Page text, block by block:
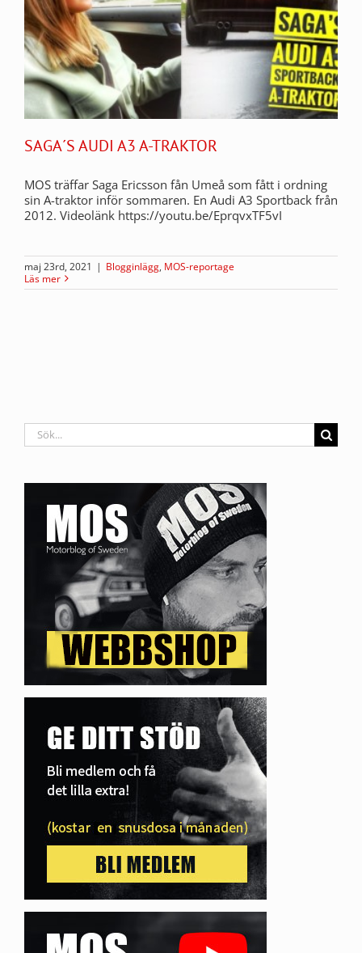
SAGA´S AUDI A3 A-TRAKTOR
MOS träffar Saga Ericsson fån Umeå som fått i ordning
sin A-traktor inför sommaren. En Audi A3 Sportback från
2012. Videolänk https://youtu.be/EprqvxTF5vI
maj 23rd, 2021 | Blogginlägg, MOS-reportage
Läs mer
Sök
efter: